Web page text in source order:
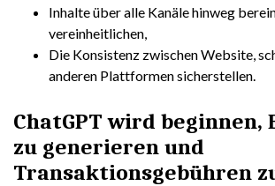
Inhalte über alle Kanäle hinweg
vereinheitlichen,
Die Konsistenz zwischen Website,
anderen Plattformen sicherstellen.
ChatGPT wird beginnen,
zu generieren und
Transaktionsgebühren